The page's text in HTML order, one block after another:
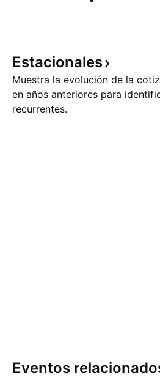
Estacionales
Muestra la evolución de la
en años anteriores para
recurrentes.
Eventos